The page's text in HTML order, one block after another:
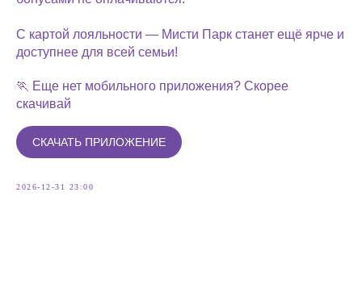
С картой лояльности — Мисти Парк станет ещё ярче и
доступнее для всей семьи!
🏃 Еще нет мобильного приложения? Скорее
скачивай
СКАЧАТЬ ПРИЛОЖЕНИЕ
2026-12-31 23:00